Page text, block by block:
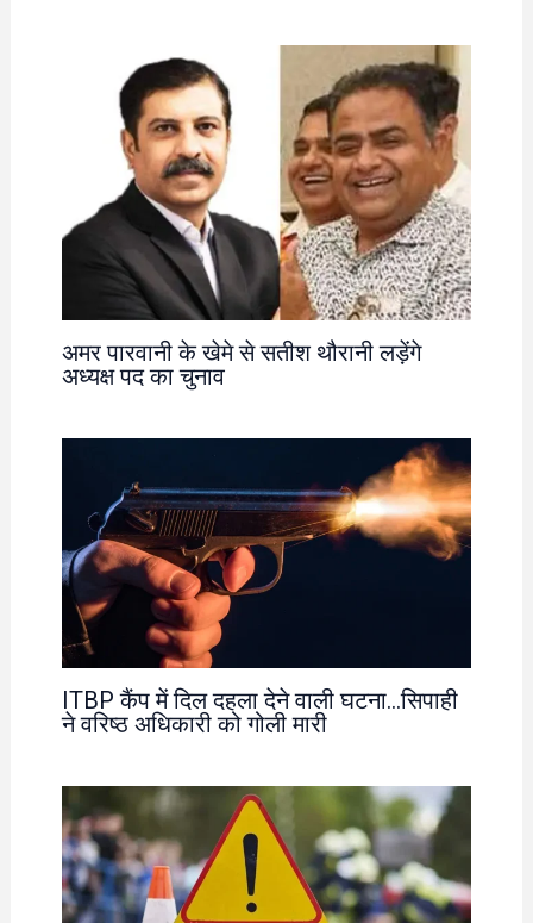
अमर पारवानी के खेमे से सतीश थौरानी लड़ेंगे
अध्यक्ष पद का चुनाव
ITBP कैंप में दिल दहला देने वाली घटना…सिपाही
ने वरिष्ठ अधिकारी को गोली मारी